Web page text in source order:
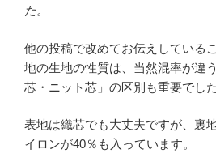
た。
他の投稿で改めてお伝えしている
地の生地の性質は、当然混率が違
芯・ニット芯」の区別も重要でした
表地は織芯でも大丈夫ですが、裏
イロンが40％も入っています。